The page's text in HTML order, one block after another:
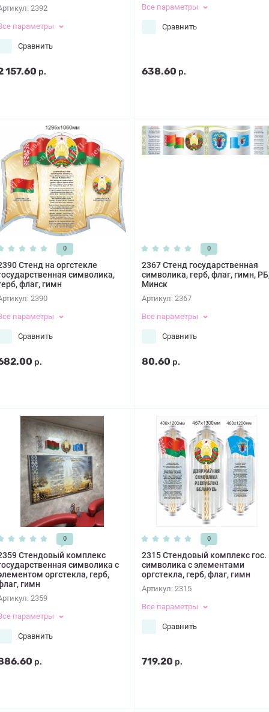
2392
параметры
Сравнить
157.60 р.
Все параметры
Сравнить
638.60 р.
0
Стенд на оргстекле
символика,
флаг, гимн
2390
параметры
Сравнить
р.
0
2367 Стенд государственная
символика, герб, флаг, гимн,
Минск
Артикул: 2367
Все параметры
Сравнить
80.60 р.
0
Стендовый комплекс
символика с
оргстекла, герб,
гимн
2359
параметры
Сравнить
р.
0
2315 Стендовый комплекс гос.
символика с элементами
оргстекла, герб, флаг, гимн
Артикул: 2315
Все параметры
Сравнить
719.20 р.